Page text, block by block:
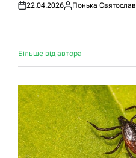
Оприлюднено
22.04.2026
Опубліковано
Понька Святослав
Більше від автора